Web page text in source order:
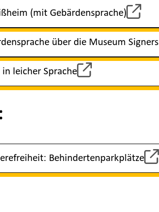
(mit Gebärdensprache)
über die Museum Signers
leicher Sprache
Behindertenparkplätze